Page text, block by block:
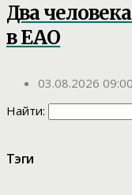
Два
в ЕАО
03.08.2026 09:00
Найти:
Тэги